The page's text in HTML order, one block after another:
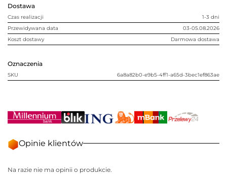
Dostawa
Czas realizacji
1-3 dni
Przewidywana data
03-05.08.2026
Koszt dostawy
Darmowa dostawa
Oznaczenia
SKU 6a8a82b0-e9b5-4ff1-a65d-3bec1ef863ae
Opinie klientów
Na razie nie ma opinii o produkcie.